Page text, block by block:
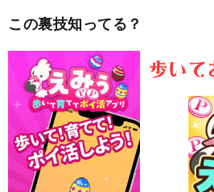
この裏技知ってる？